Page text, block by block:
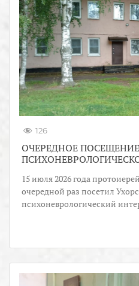
126
ОЧЕРЕДНОЕ
15 июля 2026 года
очередной раз посетил
психоневрологический